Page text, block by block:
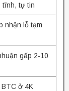
tĩnh, tự tin
nhận lỗ tạm
gấp 2-10
BTC ở 4K